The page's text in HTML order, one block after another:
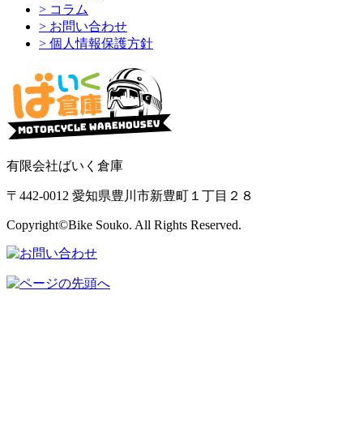
> コラム
> お問い合わせ
> 個人情報保護方針
有限会社ばいく倉庫
〒442-0012 愛知県豊川市新豊町１丁目２８
Copyright©Bike Souko. All Rights Reserved.